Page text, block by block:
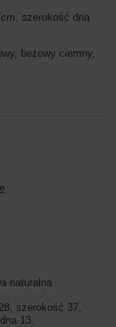
szerokość dna
beżowy ciemny,
naturalna
szerokość 37,
13,